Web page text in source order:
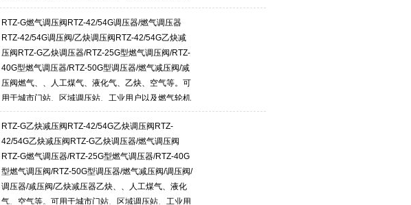
种城市燃气输配系统中的调压、稳压。
RTZ-G燃气调压阀RTZ-42/54G调压器/燃气调压器
RTZ-42/54G调压阀/乙炔调压阀RTZ-42/54G乙炔减
压阀RTZ-G乙炔调压器/RTZ-25G型燃气调压阀/RTZ-
40G型燃气调压器/RTZ-50G型调压器/燃气减压阀/减
压阀燃气、、人工煤气、液化气、乙炔、空气等。可
用于城市门站、区域调压站、工业用户以及燃气轮机
供气。
RTZ-G乙炔减压阀RTZ-42/54G乙炔调压阀RTZ-
42/54G乙炔减压阀RTZ-G乙炔调压器/燃气调压阀
RTZ-G燃气调压器/RTZ-25G型燃气调压器/RTZ-40G
型燃气调压阀/RTZ-50G型调压器/燃气减压阀/调压阀/
调压器/减压阀/乙炔减压器乙炔、、人工煤气、液化
气、空气等。可用于城市门站、区域调压站、工业用